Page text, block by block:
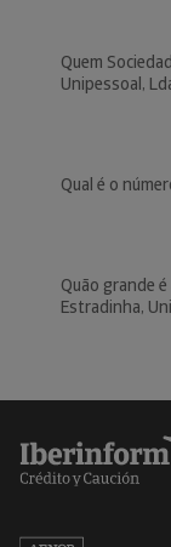
Quem
Unipessoal,
Qual é o
Quão grande
Estradinha,